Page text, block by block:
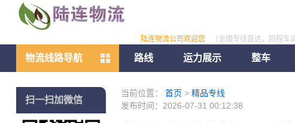
陆连物流公司欢迎您 （全国专线直达，回程车
物流线路导航 路线 运力展示 整车
当前位置： 首页 > 精品专线
发布时间：2026-07-31 00:12:38
扫一扫加微信